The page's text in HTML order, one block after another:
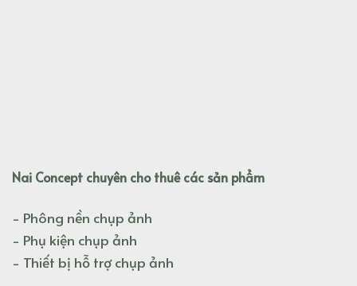
Nai Concept chuyên cho thuê các sản phẩm
- Phông nền chụp ảnh
- Phụ kiện chụp ảnh
- Thiết bị hỗ trợ chụp ảnh